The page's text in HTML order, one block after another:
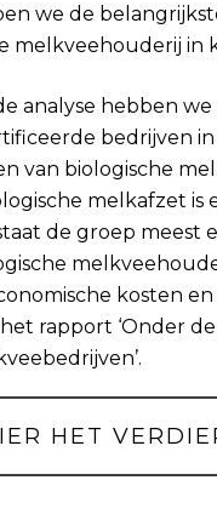
we de
melkveehouderij in
analyse hebben
bedrijven
van biologische
melkafzet
de groep meest
kosten
rapport ‘Onder
HET